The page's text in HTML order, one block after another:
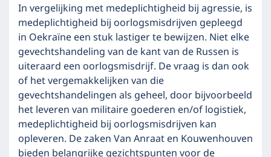
In vergelijking met medeplichtigheid bij agressie, is
medeplichtigheid bij oorlogsmisdrijven gepleegd
in Oekraïne een stuk lastiger te bewijzen. Niet elke
gevechtshandeling van de kant van de Russen is
uiteraard een oorlogsmisdrijf. De vraag is dan ook
of het vergemakkelijken van die
gevechtshandelingen als geheel, door bijvoorbeeld
het leveren van militaire goederen en/of logistiek,
medeplichtigheid bij oorlogsmisdrijven kan
opleveren. De zaken Van Anraat en Kouwenhouven
bieden belangrijke gezichtspunten voor de